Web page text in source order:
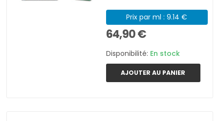
Prix par ml : 9.14 €
64,90 €
Disponibilité: En stock
AJOUTER AU PANIER